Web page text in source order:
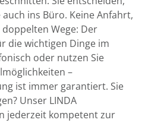
ins Büro. Keine Anfahrt,
Wege: Der
die wichtigen Dinge im
oder nutzen Sie
–
ist immer garantiert. Sie
Unser LINDA
jederzeit kompetent zur